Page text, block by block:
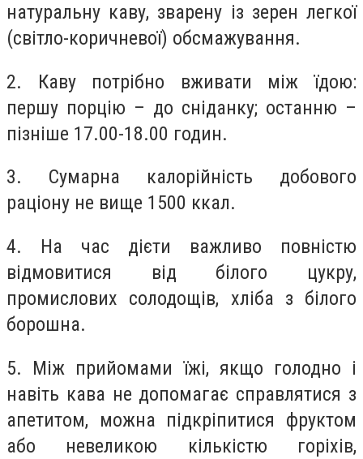
натуральну каву, зварену із зерен легкої
(світло-коричневої) обсмажування.
2. Каву потрібно вживати між їдою:
першу порцію – до сніданку; останню –
пізніше 17.00-18.00 годин.
3. Сумарна калорійність добового
раціону не вище 1500 ккал.
4. На час дієти важливо повністю
відмовитися від білого цукру,
промислових солодощів, хліба з білого
борошна.
5. Між прийомами їжі, якщо голодно і
навіть кава не допомагає справлятися з
апетитом, можна підкріпитися фруктом
або невеликою кількістю горіхів,